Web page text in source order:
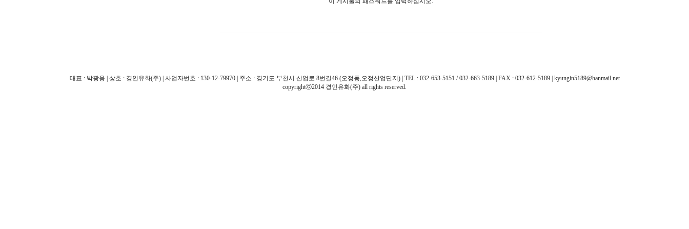
대표 : 박광용 | 상호 : 경인유화(주) | 사업자번호 : 130-12-79970 | 주소 : 경기도 부천시 산업로 8번길46 (오정동,오정산업단지) | TEL : 032-653-5151 / 032-663-5189 | FAX : 032-612-5189 | kyungin5189@hanmail.net
copyrightⓒ2014 경인유화(주) all rights reserved.